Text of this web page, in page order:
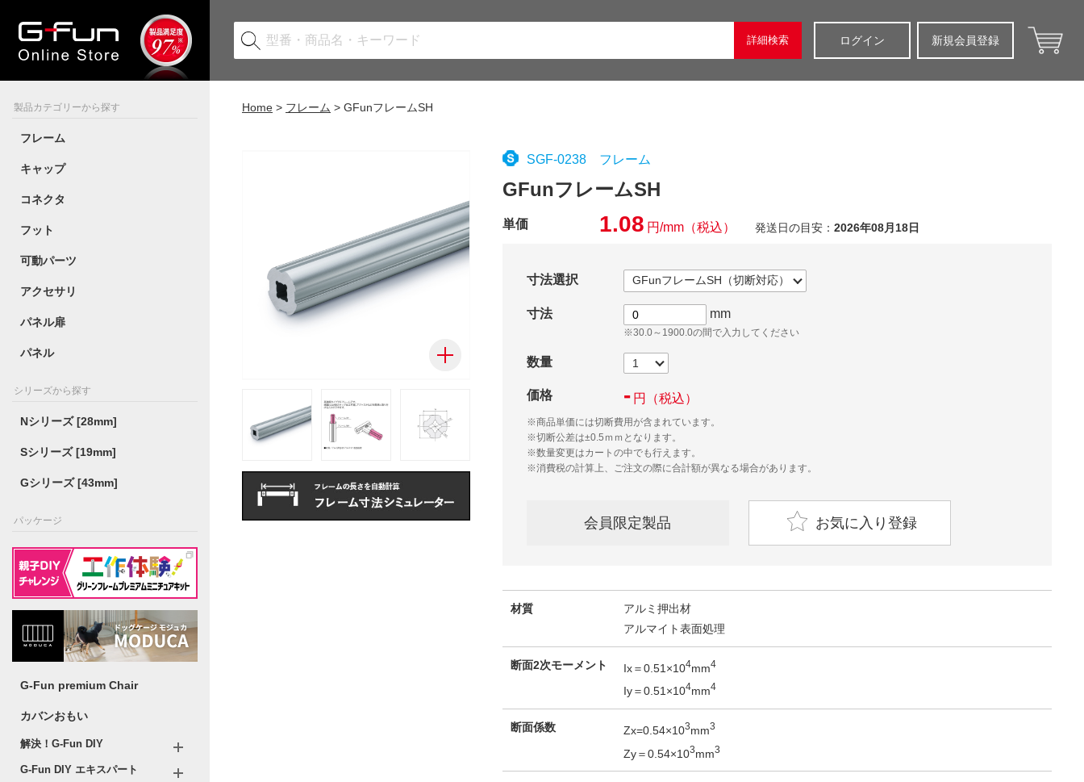
ログイン 新規会員登録
詳細検索
製品カテゴリーから探す
フレーム
キャップ
コネクタ
フット
可動パーツ
アクセサリ
パネル扉
パネル
シリーズから探す
Nシリーズ [28mm]
Sシリーズ [19mm]
Gシリーズ [43mm]
パッケージ
G-Fun premium Chair
カバンおもい
解決！G-Fun DIY
G-Fun DIY エキスパート
Home フレーム GFunフレームSH
SGF-0238 フレーム
GFunフレームSH
単価 1.08 円/mm（税込） 発送日の目安： 2026年08月18日
寸法選択
寸法 mm
※30.0～1900.0の間で入力してください
数量
価格 - 円 （税込）
※商品単価には切断費用が含まれています。
※切断公差は±0.5ｍｍとなります。
※数量変更はカートの中でも行えます。
※消費税の計算上、ご注文の際に合計額が異なる場合があります。
会員限定製品 お気に入り登録
材質
アルミ押出材
アルマイト表面処理
断面2次モーメント Ix＝0.51×104mm4
Iy＝0.51×104mm4
断面係数 Zx=0.54×103mm3
Zy＝0.54×103mm3